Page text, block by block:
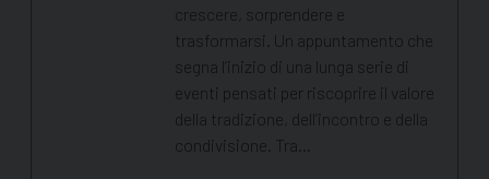
crescere, sorprendere e
trasformarsi. Un appuntamento che
segna l’inizio di una lunga serie di
eventi pensati per riscoprire il valore
della tradizione, dell’incontro e della
condivisione. Tra…